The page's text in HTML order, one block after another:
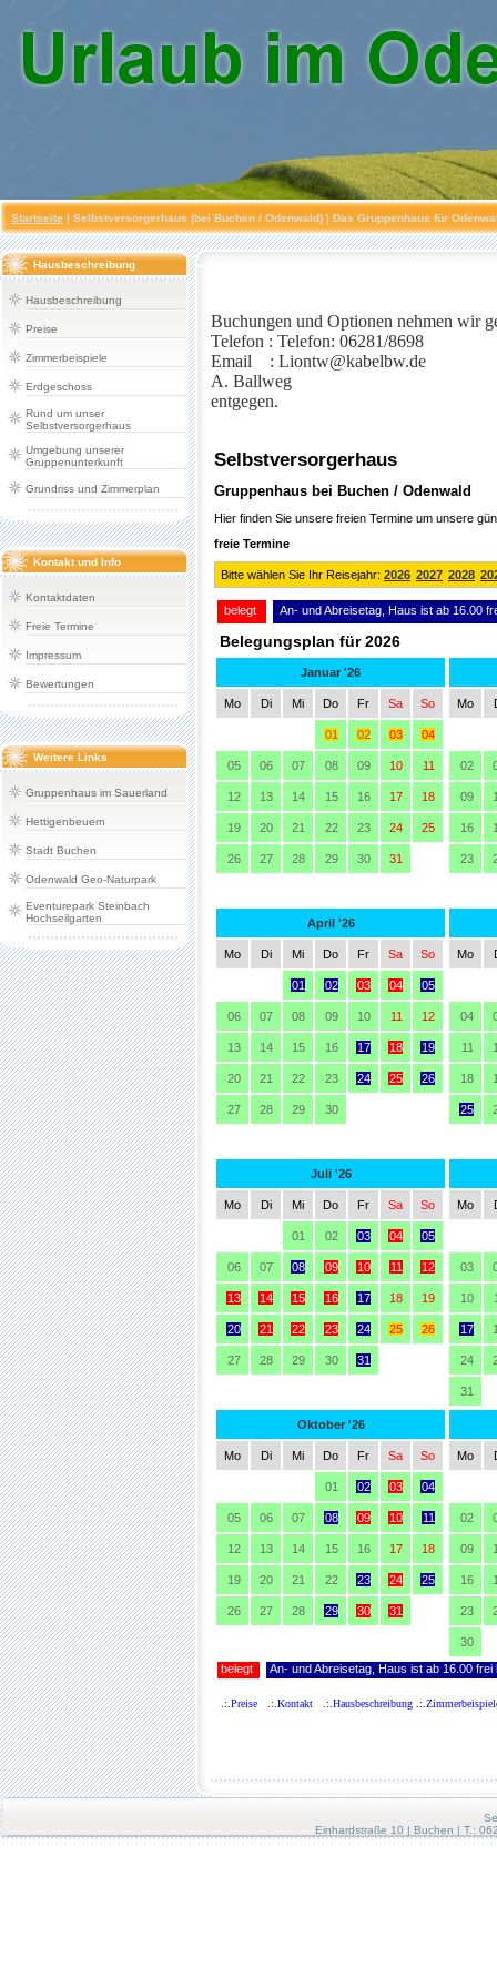
Startseite | Selbstversorgerhaus (bei Buchen / Odenwald) | Das Gruppenhaus für
Hausbeschreibung
Hausbeschreibung
Preise
Zimmerbeispiele
Erdgeschoss
Rund um unser
Selbstversorgerhaus
Umgebung unserer
Gruppenunterkunft
Grundriss und Zimmerplan
Kontakt und Info
Kontaktdaten
Freie Termine
Impressum
Bewertungen
Weitere Links
Gruppenhaus im Sauerland
Hettigenbeuern
Stadt Buchen
Odenwald Geo-Naturpark
Eventurepark Steinbach
Hochseilgarten
Buchungen und Optionen nehmen wir
Telefon : Telefon: 06281/8698
Email : Liontw@kabelbw.de
A. Ballweg
entgegen.
.:. Preise .:. Kontakt .:. Hausbeschreibung .:.
Einhardstraße 10 | Buchen | T.: